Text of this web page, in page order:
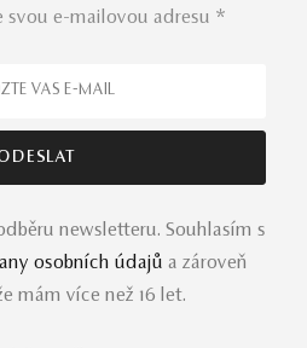
svou e-mailovou adresu *
newsletteru. Souhlasím s
osobních údajů a zároveň
mám více než 16 let.